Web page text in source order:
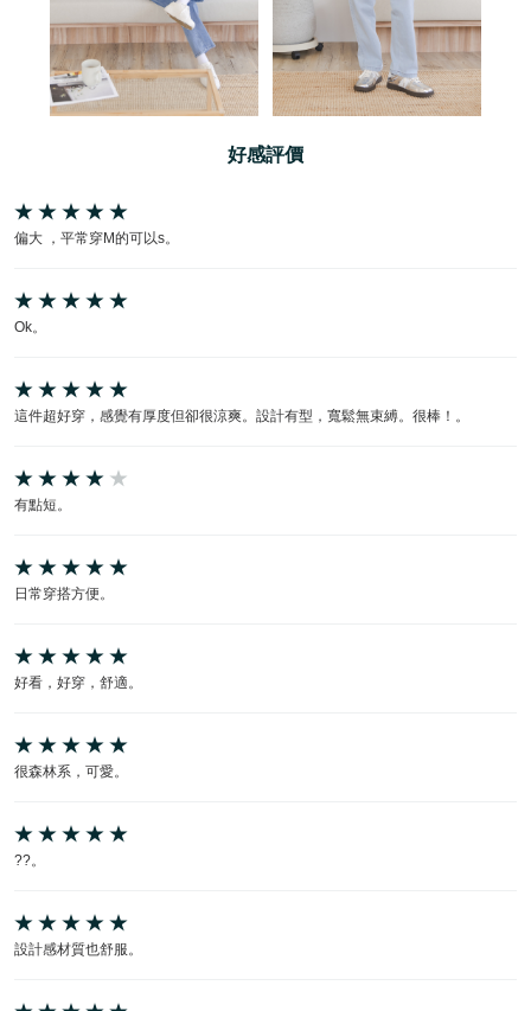
好感評價
偏大 ，平常穿M的可以s。
Ok。
這件超好穿，感覺有厚度但卻很涼爽。設計有型，寬鬆無束縛。很棒！。
有點短。
日常穿搭方便。
好看，好穿，舒適。
很森林系，可愛。
??。
設計感材質也舒服。